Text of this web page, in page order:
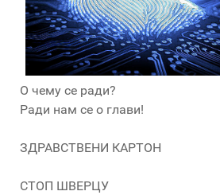
О чему се ради?
Ради нам се о глави!
ЗДРАВСТВЕНИ КАРТОН
СТОП ШВЕРЦУ